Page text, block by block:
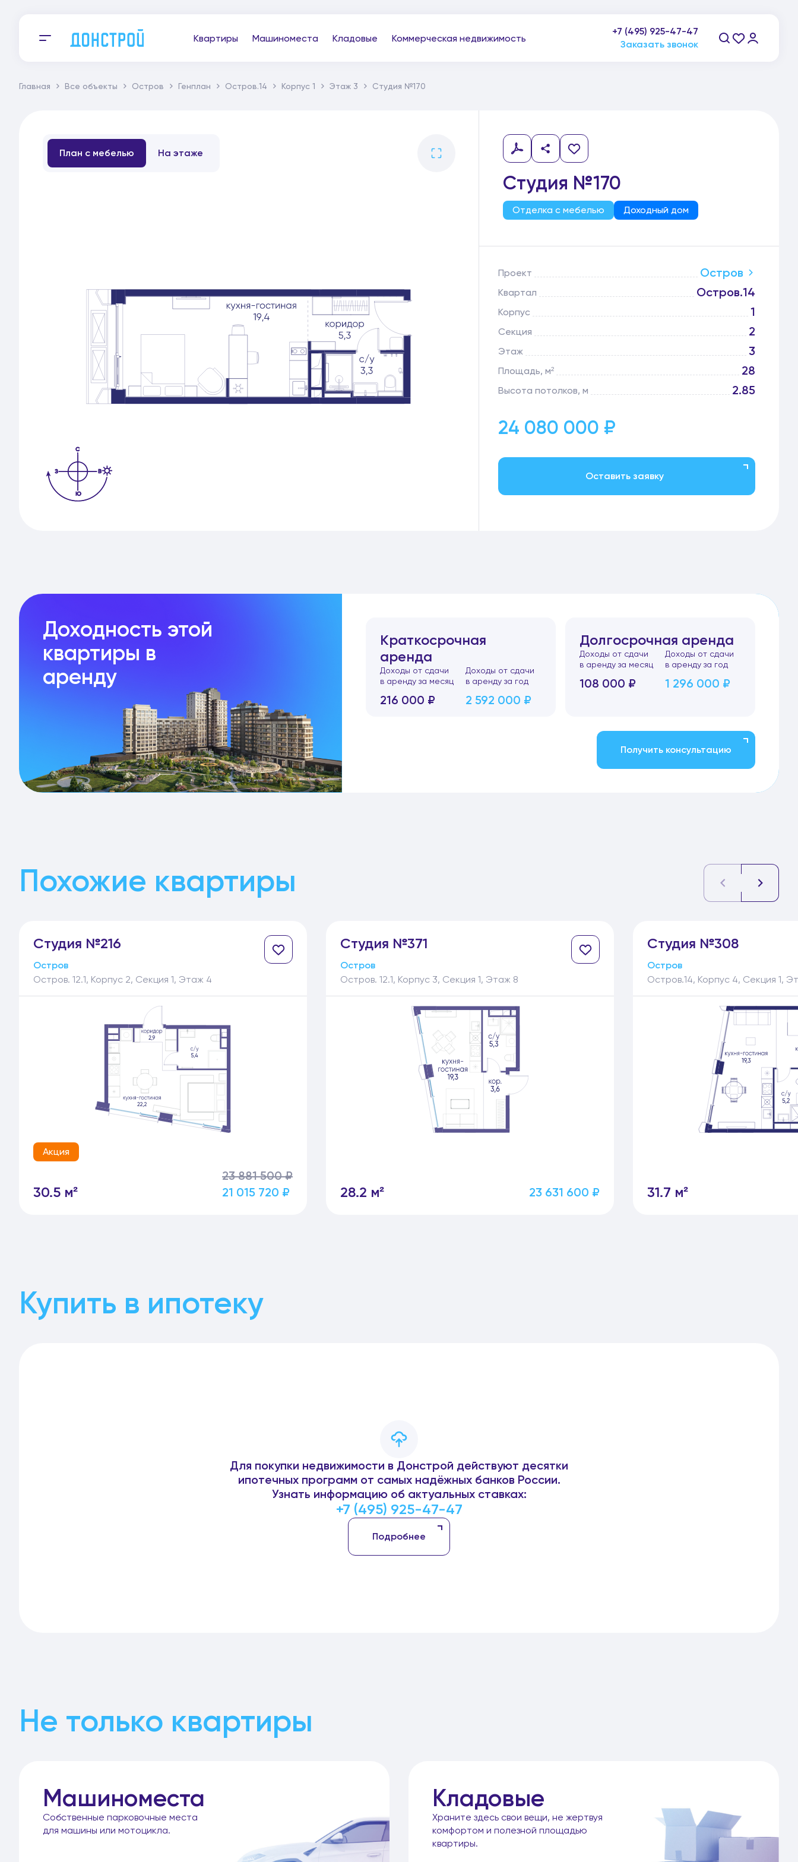
Квартиры Машиноместа Кладовые Коммерческая недвижимость
+7 (495) 925-47-47
пн-пт: 9:00-21:00, сб-вс: 10:00-20:00
Главная Все объекты Остров Генплан Остров.14 Корпус 1 Этаж 3 Студия №170
Студия №170
Отделка с мебелью Доходный дом
План с мебелью На этаже
Проект Остров
Квартал Остров.14
Корпус 1
Секция 2
Этаж 3
Площадь, м² 28
Высота потолков, м 2.85
24 080 000 ₽
Оставить заявку
Доходность этой
квартиры в
аренду
Краткосрочная
аренда
Доходы от сдачи
в аренду за месяц
216 000 ₽
Доходы от сдачи
в аренду за год
2 592 000 ₽
Долгосрочная аренда
Доходы от сдачи
в аренду за месяц
108 000 ₽
Доходы от сдачи
в аренду за год
1 296 000 ₽
Получить консультацию
Похожие квартиры
Студия №216
Остров
Остров. 12.1, Корпус 2, Секция 1, Этаж 4
Акция
30.5 м²
23 881 500 ₽
21 015 720 ₽
Студия №371
Остров
Остров. 12.1, Корпус 3, Секция 1, Этаж 8
28.2 м² 23 631 600 ₽
Студия №308
Остров
Остров.14, Корпус 4, Секция 1,
31.7 м²
Купить в ипотеку
Для покупки недвижимости в Донстрой действуют десятки
ипотечных программ от самых надёжных банков России.
Узнать информацию об актуальных ставках:
+7 (495) 925-47-47
Подробнее
Не только квартиры
Машиноместа
Собственные парковочные места
для машины или мотоцикла.
Кладовые
Храните здесь свои вещи, не жертвуя
комфортом и полезной площадью
квартиры.